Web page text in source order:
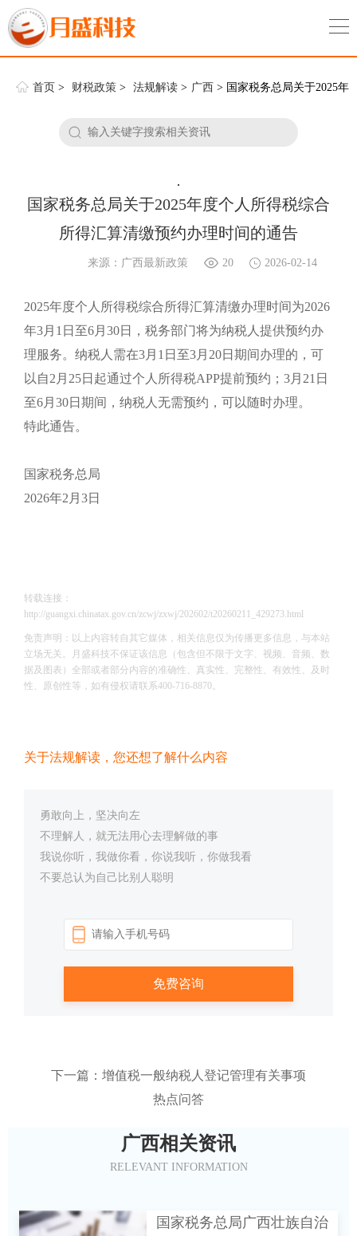
首页 > 财税政策 > 法规解读 > 广西 > 国家税务总局关于2025年
.
国家税务总局关于2025年度个人所得税综合
所得汇算清缴预约办理时间的通告
2026-02-14
20
来源：广西最新政策
2025年度个人所得税综合所得汇算清缴办理时间为2026
年3月1日至6月30日，税务部门将为纳税人提供预约办
理服务。纳税人需在3月1日至3月20日期间办理的，可
以自2月25日起通过个人所得税APP提前预约；3月21日
至6月30日期间，纳税人无需预约，可以随时办理。
特此通告。
国家税务总局
2026年2月3日
转载连接：
http://guangxi.chinatax.gov.cn/zcwj/zxwj/202602/t20260211_429273.html
免责声明：以上内容转自其它媒体，相关信息仅为传播更多信息，与本站
立场无关。月盛科技不保证该信息（包含但不限于文字、视频、音频、数
据及图表）全部或者部分内容的准确性、真实性、完整性、有效性、及时
性、原创性等，如有侵权请联系400-716-8870。
关于法规解读，您还想了解什么内容
勇敢向上，坚决向左
不理解人，就无法用心去理解做的事
我说你听，我做你看，你说我听，你做我看
不要总认为自己比别人聪明
下一篇：增值税一般纳税人登记管理有关事项
热点问答
广西相关资讯
RELEVANT INFORMATION
国家税务总局广西壮族自治